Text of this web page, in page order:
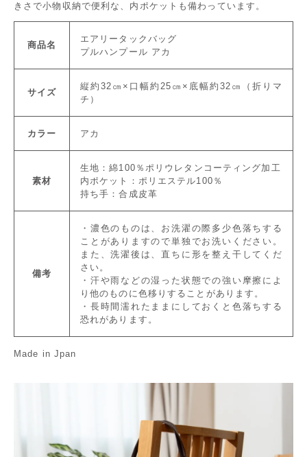
きさで小物収納で便利な、内ポケットも備わっています。
商品名
エアリータックバッグ
プルハンプール アカ
サイズ
縦約32㎝×口幅約25㎝×底幅約32㎝（折りマ
チ）
カラー アカ
素材
生地：綿100％ポリウレタンコーティング加工
内ポケット：ポリエステル100％
持ち手：合成皮革
備考
・濃色のものは、お洗濯の際多少色落ちする
ことがありますので単独でお洗いください。
また、洗濯後は、直ちに形を整え干してくだ
さい。
・汗や雨などの湿った状態での強い摩擦によ
り他のものに色移りすることがあります。
・長時間濡れたままにしておくと色落ちする
恐れがあります。
Made in Jpan